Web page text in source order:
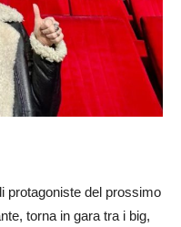
protagoniste del prossimo
torna in gara tra i big,